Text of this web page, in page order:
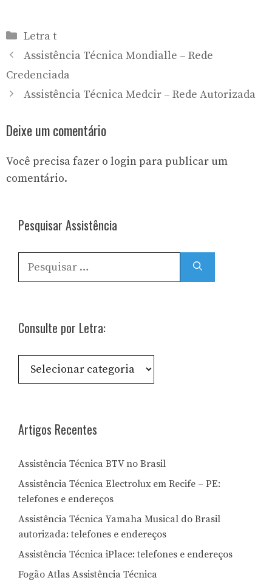
Categorias
Letra t
Assistência Técnica Mondialle – Rede
Credenciada
Assistência Técnica Medcir – Rede Autorizada
Deixe um comentário
Você precisa fazer o loginpara publicar um
comentário.
Pesquisar Assistência
Pesquisar
por:
Consulte por Letra:
Consulte
Artigos Recentes
Assistência Técnica BTV no Brasil
Assistência Técnica Electrolux em Recife – PE:
telefones e endereços
Assistência Técnica Yamaha Musical do Brasil
autorizada: telefones e endereços
Assistência Técnica iPlace: telefones e endereços
Fogão Atlas Assistência Técnica